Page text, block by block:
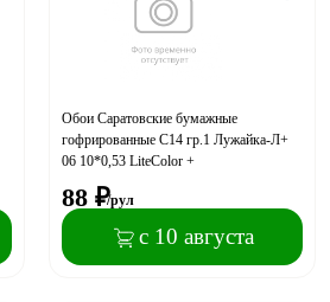
Обои Саратовские бумажные
гофрированные С14 гр.1 Лужайка-Л+
06 10*0,53 LiteColor +
88 ₽/рул
с 10 августа